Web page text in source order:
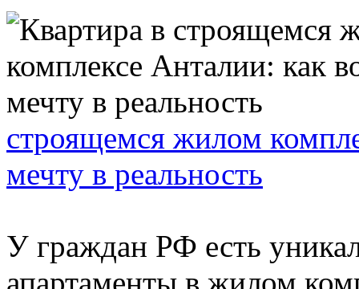
строящемся жилом
мечту в реальность
У граждан РФ есть
апартаменты в жилом